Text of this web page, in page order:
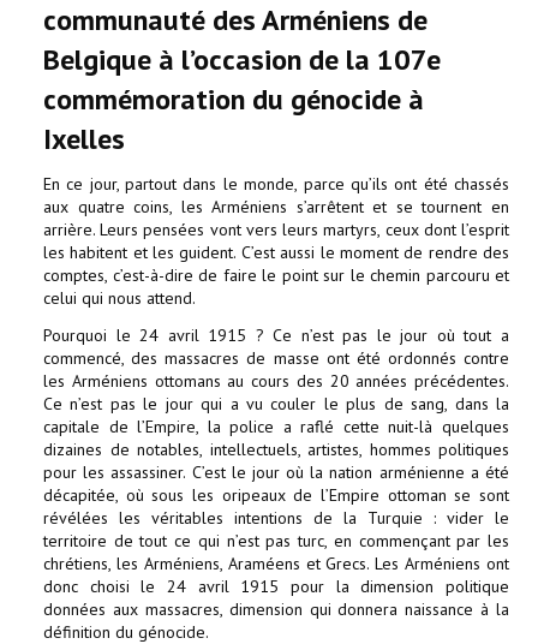
🔔 ELECTIONS 2026 🗳️
EGLISE
LE CENTRE
CONTACT
communauté des Arméniens de
Belgique à l’occasion de la 107e
commémoration du génocide à
Ixelles
En ce jour, partout dans le monde, parce qu’ils ont été chassés
aux quatre coins, les Arméniens s’arrêtent et se tournent en
arrière. Leurs pensées vont vers leurs martyrs, ceux dont l’esprit
les habitent et les guident. C’est aussi le moment de rendre des
comptes, c’est-à-dire de faire le point sur le chemin parcouru et
celui qui nous attend.
Pourquoi le 24 avril 1915 ? Ce n’est pas le jour où tout a
commencé, des massacres de masse ont été ordonnés contre
les Arméniens ottomans au cours des 20 années précédentes.
Ce n’est pas le jour qui a vu couler le plus de sang, dans la
capitale de l’Empire, la police a raflé cette nuit-là quelques
dizaines de notables, intellectuels, artistes, hommes politiques
pour les assassiner. C’est le jour où la nation arménienne a été
décapitée, où sous les oripeaux de l’Empire ottoman se sont
révélées les véritables intentions de la Turquie : vider le
territoire de tout ce qui n’est pas turc, en commençant par les
chrétiens, les Arméniens, Araméens et Grecs. Les Arméniens ont
donc choisi le 24 avril 1915 pour la dimension politique
données aux massacres, dimension qui donnera naissance à la
définition du génocide.